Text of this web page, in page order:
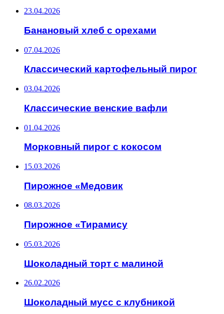
23.04.2026
Банановый хлеб с орехами
07.04.2026
Классический картофельный пирог
03.04.2026
Классические венские вафли
01.04.2026
Морковный пирог с кокосом
15.03.2026
Пирожное «Медовик
08.03.2026
Пирожное «Тирамису
05.03.2026
Шоколадный торт с малиной
26.02.2026
Шоколадный мусс с клубникой